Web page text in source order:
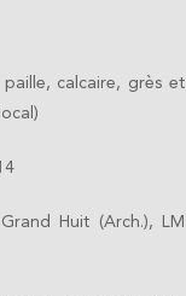
calcaire, grès et
Huit (Arch.), LM